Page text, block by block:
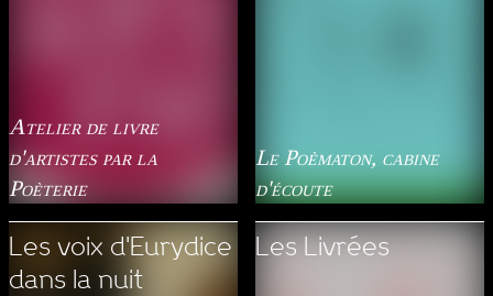
Atelier de livre
d'artistes par la
Poèterie
Les voix d'Eurydice
dans la nuit
Le Poèmaton, cabine
d'écoute
Les Livrées